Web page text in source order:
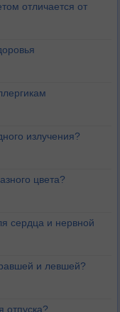
отличается от
излучения?
цвета?
сердца и нервной
и левшей?
отпуска?